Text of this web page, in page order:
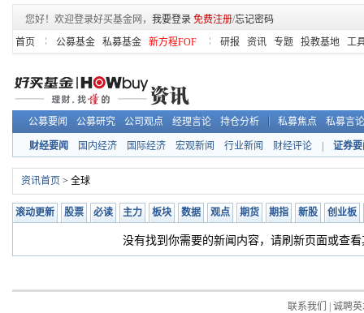
您好！欢迎登录好买基金网， 我要登录 免费注册/忘记密码
首页
公募基金 私募基金 新方程FOF 研报 资讯 专题 投教基地 工
公募要闻 公募研究 公司观点 经理言论 持仓分析 私募焦点 私募言论
财经要闻 国内经济 国际经济 宏观新闻 行业新闻 财经评论 证券
资讯首页 > 全球
滚动更新 股票 必读 主力 板块 数据 观点 期货 期指 新股 创业板
没有找到你需要的新闻内容，请刷新页面或查
联系我们
诚聘